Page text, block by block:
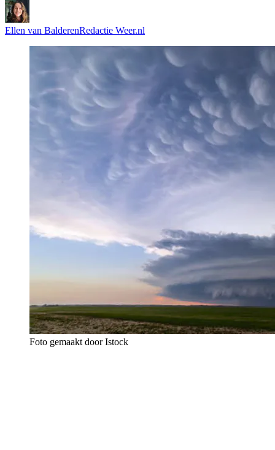
Ellen van BalderenRedactie Weer.nl
Foto gemaakt door Istock